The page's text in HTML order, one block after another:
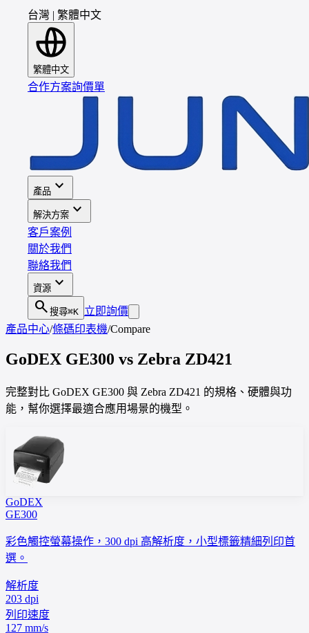
台灣 | 繁體中文
繁體中文
合作方案詢價單
產品 expand_more
解決方案 expand_more
客戶案例
關於我們
聯絡我們
資源 expand_more
search 搜尋⌘K 立即詢價
產品中心/條碼印表機/Compare
GoDEX GE300 vs Zebra ZD421
完整對比 GoDEX GE300 與 Zebra ZD421 的規格、硬體與功
能，幫你選擇最適合應用場景的機型。
GoDEX
GE300
彩色觸控螢幕操作，300 dpi 高解析度，小型標籤精細列印首
選。
解析度
203 dpi
列印速度
127 mm/s